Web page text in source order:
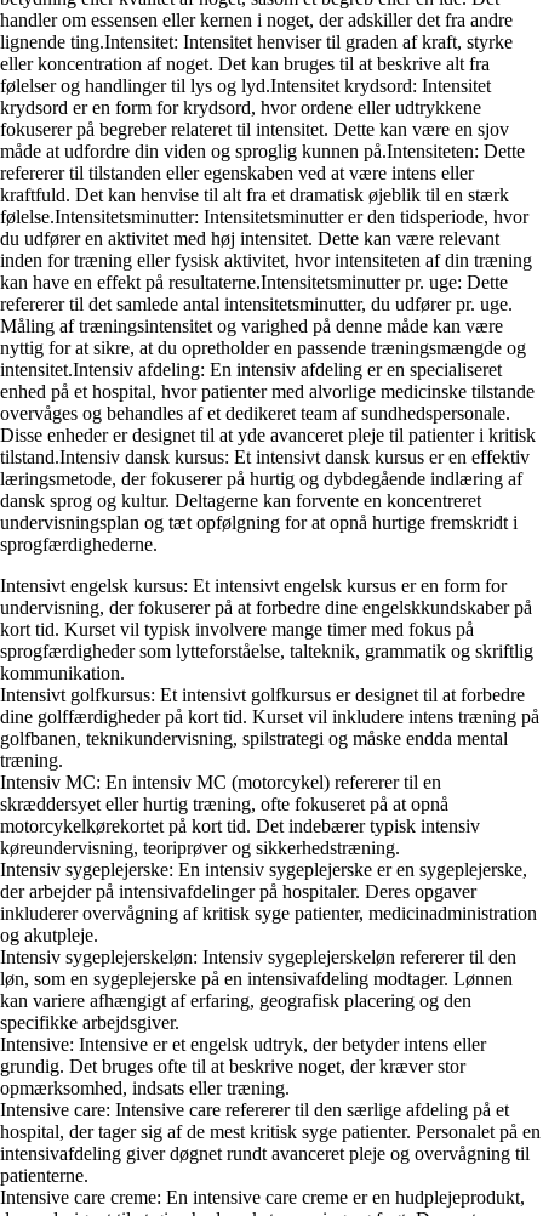
handler om essensen eller kernen i noget, der adskiller det fra andre
lignende ting.Intensitet: Intensitet henviser til graden af kraft, styrke
eller koncentration af noget. Det kan bruges til at beskrive alt fra
følelser og handlinger til lys og lyd.Intensitet krydsord: Intensitet
krydsord er en form for krydsord, hvor ordene eller udtrykkene
fokuserer på begreber relateret til intensitet. Dette kan være en sjov
måde at udfordre din viden og sproglig kunnen på.Intensiteten: Dette
refererer til tilstanden eller egenskaben ved at være intens eller
kraftfuld. Det kan henvise til alt fra et dramatisk øjeblik til en stærk
følelse.Intensitetsminutter: Intensitetsminutter er den tidsperiode, hvor
du udfører en aktivitet med høj intensitet. Dette kan være relevant
inden for træning eller fysisk aktivitet, hvor intensiteten af din træning
kan have en effekt på resultaterne.Intensitetsminutter pr. uge: Dette
refererer til det samlede antal intensitetsminutter, du udfører pr. uge.
Måling af træningsintensitet og varighed på denne måde kan være
nyttig for at sikre, at du opretholder en passende træningsmængde og
intensitet.Intensiv afdeling: En intensiv afdeling er en specialiseret
enhed på et hospital, hvor patienter med alvorlige medicinske tilstande
overvåges og behandles af et dedikeret team af sundhedspersonale.
Disse enheder er designet til at yde avanceret pleje til patienter i kritisk
tilstand.Intensiv dansk kursus: Et intensivt dansk kursus er en effektiv
læringsmetode, der fokuserer på hurtig og dybdegående indlæring af
dansk sprog og kultur. Deltagerne kan forvente en koncentreret
undervisningsplan og tæt opfølgning for at opnå hurtige fremskridt i
sprogfærdighederne.
Intensivt engelsk kursus: Et intensivt engelsk kursus er en form for
undervisning, der fokuserer på at forbedre dine engelskkundskaber på
kort tid. Kurset vil typisk involvere mange timer med fokus på
sprogfærdigheder som lytteforståelse, talteknik, grammatik og skriftlig
kommunikation.
Intensivt golfkursus: Et intensivt golfkursus er designet til at forbedre
dine golffærdigheder på kort tid. Kurset vil inkludere intens træning på
golfbanen, teknikundervisning, spilstrategi og måske endda mental
træning.
Intensiv MC: En intensiv MC (motorcykel) refererer til en
skræddersyet eller hurtig træning, ofte fokuseret på at opnå
motorcykelkørekortet på kort tid. Det indebærer typisk intensiv
køreundervisning, teoriprøver og sikkerhedstræning.
Intensiv sygeplejerske: En intensiv sygeplejerske er en sygeplejerske,
der arbejder på intensivafdelinger på hospitaler. Deres opgaver
inkluderer overvågning af kritisk syge patienter, medicinadministration
og akutpleje.
Intensiv sygeplejerskeløn: Intensiv sygeplejerskeløn refererer til den
løn, som en sygeplejerske på en intensivafdeling modtager. Lønnen
kan variere afhængigt af erfaring, geografisk placering og den
specifikke arbejdsgiver.
Intensive: Intensive er et engelsk udtryk, der betyder intens eller
grundig. Det bruges ofte til at beskrive noget, der kræver stor
opmærksomhed, indsats eller træning.
Intensive care: Intensive care refererer til den særlige afdeling på et
hospital, der tager sig af de mest kritisk syge patienter. Personalet på en
intensivafdeling giver døgnet rundt avanceret pleje og overvågning til
patienterne.
Intensive care creme: En intensive care creme er en hudplejeprodukt,